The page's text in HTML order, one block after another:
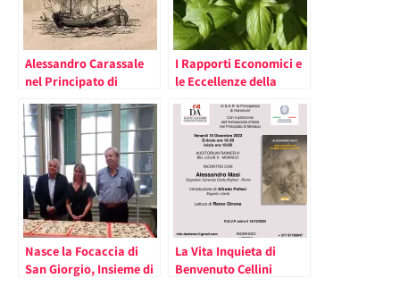
Alessandro Carassale
nel Principato di
“Mercanti d’Olio”
I Rapporti Economici e
le Eccellenze della
Festa della Repubblica
Italiana nel Principato
di Monaco. L’Incontro
fra il Presidente della
Regione Toti e
l’Ambasciatore di
Monaco Alaimo.
Nasce la Focaccia di
San Giorgio, Insieme di
La Vita Inquieta di
Benvenuto Cellini